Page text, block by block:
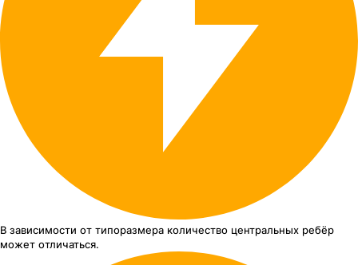
В зависимости от типоразмера количество центральных ребёр
может отличаться.